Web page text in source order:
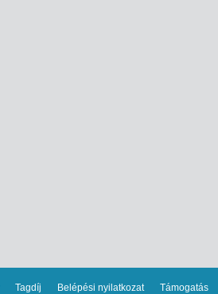
Tagdíj Belépési nyilatkozat Támogatás